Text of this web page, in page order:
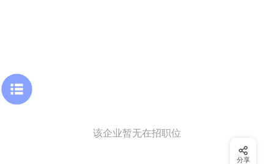
该企业暂无在招职位
分享